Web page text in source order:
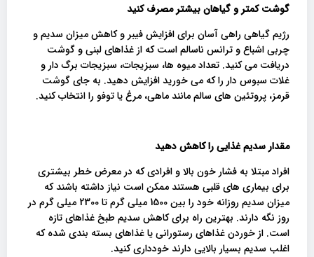
گوشت کمتر و گیاهان بیشتر مصرف کنید
رژیم گیاهی راهی آسان برای افزایش فیبر و کاهش میزان سدیم و
چربی اشباع و ترانس ناسالم است که از غذاهای لبنی و گوشت
دریافت می کنید. تعداد میوه ها، سبزیجات، سبزیجات برگ دار و
غلات سبوس دار را که می خورید افزایش دهید. به جای گوشت
قرمز، پروتئین های سالم مانند ماهی، مرغ یا توفو را انتخاب کنید.
مقدار سدیم غذایی را کاهش دهید
افراد مبتلا به فشار خون بالا و افرادی که در معرض خطر بیشتری
برای بیماری های قلبی هستند ممکن است نیاز داشته باشند که
میزان سدیم روزانه خود را بین 1500 میلی گرم تا 2300 میلی گرم در
روز نگه دارند. بهترین راه برای کاهش سدیم طبخ غذاهای تازه
است. از خوردن غذاهای رستورانی یا غذاهای بسته بندی شده که
اغلب سدیم بسیار بالایی دارند خودداری کنید.